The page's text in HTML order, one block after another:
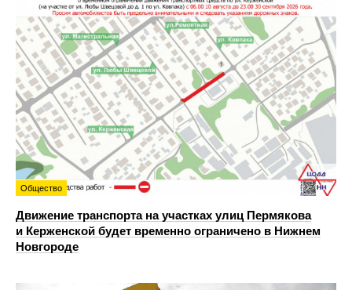
Общество
Движение транспорта на участках улиц Пермякова
и Керженской будет временно ограничено в Нижнем
Новгороде